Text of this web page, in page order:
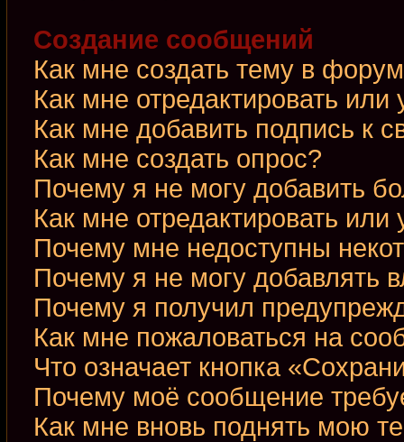
Создание сообщений
Как мне создать тему в
Как мне отредактировать
Как мне добавить подпись к
Как мне создать опрос?
Почему я не могу добавить
Как мне отредактировать или
Почему мне недоступны
Почему я не могу добавлять
Почему я получил
Как мне пожаловаться на
Что означает кнопка
Почему моё сообщение
Как мне вновь поднять мою